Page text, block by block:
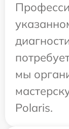
мы
Polaris.